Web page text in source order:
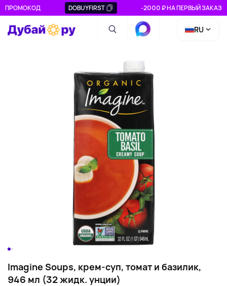
ПРОМОКОД DOBUYFIRST -2000 ₽ НА ПЕРВЫЙ ЗАКАЗ
RU
Imagine Soups, крем-суп, томат и базилик,
946 мл (32 жидк. унции)